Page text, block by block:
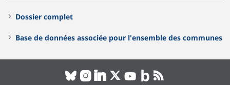
Dossier complet
Base de données associée pour l'ensemble des communes